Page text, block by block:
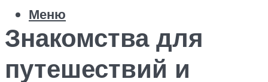
Меню
Знакомства для
путешествий и